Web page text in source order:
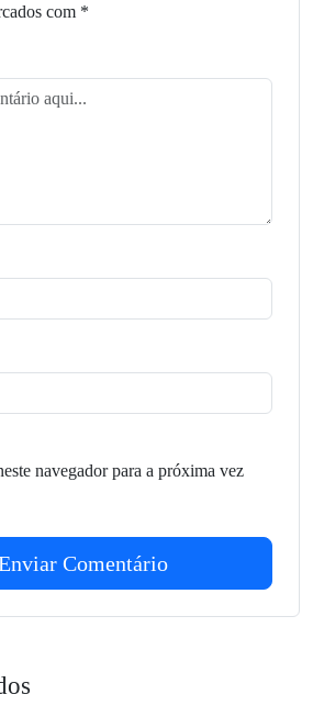
com *
navegador para a próxima vez
Comentário